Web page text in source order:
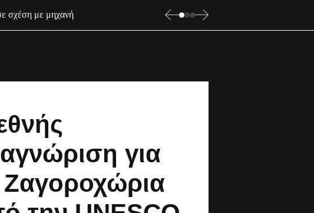
σχέση με μηχανή
για
Ζαγοροχώρια